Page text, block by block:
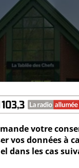
à 07h44
chefs obtient un
poursuivre sa
votre
vos données à
dans les cas